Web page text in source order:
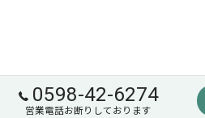
0598-42-6274
営業電話お断りしております